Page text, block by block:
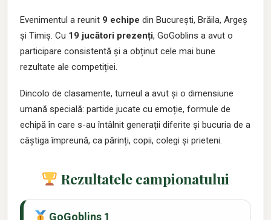
Evenimentul a reunit 9 echipe din București, Brăila, Argeș
și Timiș. Cu 19 jucători prezenți, GoGoblins a avut o
participare consistentă și a obținut cele mai bune
rezultate ale competiției.
Dincolo de clasamente, turneul a avut și o dimensiune
umană specială: partide jucate cu emoție, formule de
echipă în care s-au întâlnit generații diferite și bucuria de a
câștiga împreună, ca părinți, copii, colegi și prieteni.
Secțiune:
Rezultatele campionatului
Locul I:
GoGoblins 1